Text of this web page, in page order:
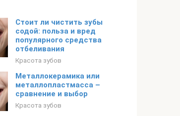
Стоит ли чистить зубы
содой: польза и вред
популярного средства
отбеливания
Красота зубов
Металлокерамика или
металлопластмасса –
сравнение и выбор
Красота зубов